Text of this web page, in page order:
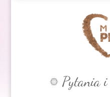
Pytania i